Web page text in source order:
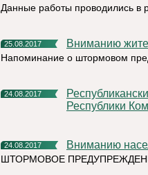
Данные работы проводились в
25.08.2017 Вниманию
Напоминание о штормовом
24.08.2017
Республиканский конкурс инновационных проектов
Республики
24.08.2017 Вниманию
ШТОРМОВОЕ